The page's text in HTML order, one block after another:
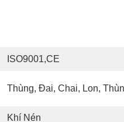
ISO9001,CE
Thùng, Đai, Chai, Lon,
Khí Nén